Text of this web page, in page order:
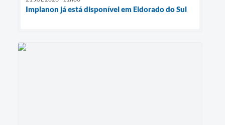
Implanon já está disponível em Eldorado do Sul